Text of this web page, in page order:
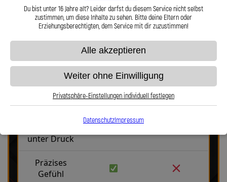
Stahlflex vs. Gummi
Stahlflex
Robust &
langlebig
unter Druck
Präzises
Gefühl
Du bist unter 16 Jahre alt? Leider darfst du diesem Service nicht selbst
zustimmen, um diese Inhalte zu sehen. Bitte deine Eltern oder
Erziehungsberechtigten, dem Service mit dir zuzustimmen!
Alle akzeptieren
Weiter ohne Einwilligung
Privatsphäre-Einstellungen individuell festlegen
DatenschutzImpressum